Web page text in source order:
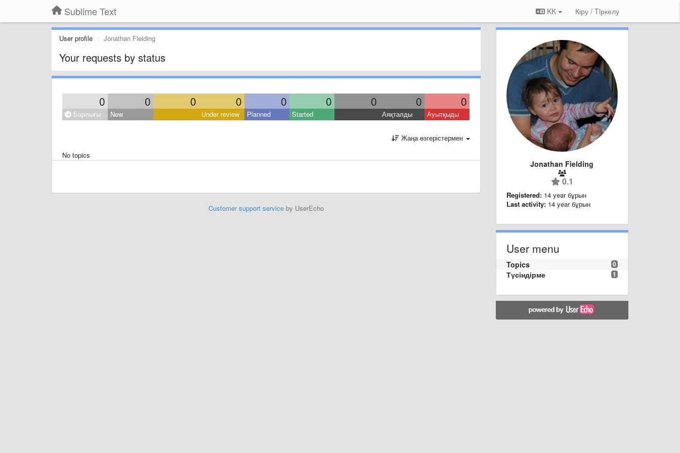
Sublime Text KK Кіру / Tiркелу
User profile Jonathan Fielding
Your requests by status
0 0 0 0 0 0 0 0 0
Барлығы New Under review Planned Started Аяқталды Ауытқыды
Жаңа өзгерістермен
No topics
Customer support serviceby UserEcho
Jonathan Fielding
0.1
Registered: 14 year бұрын
Last activity: 14 year бұрын
User menu
0
Topics
1
Түсіндірме